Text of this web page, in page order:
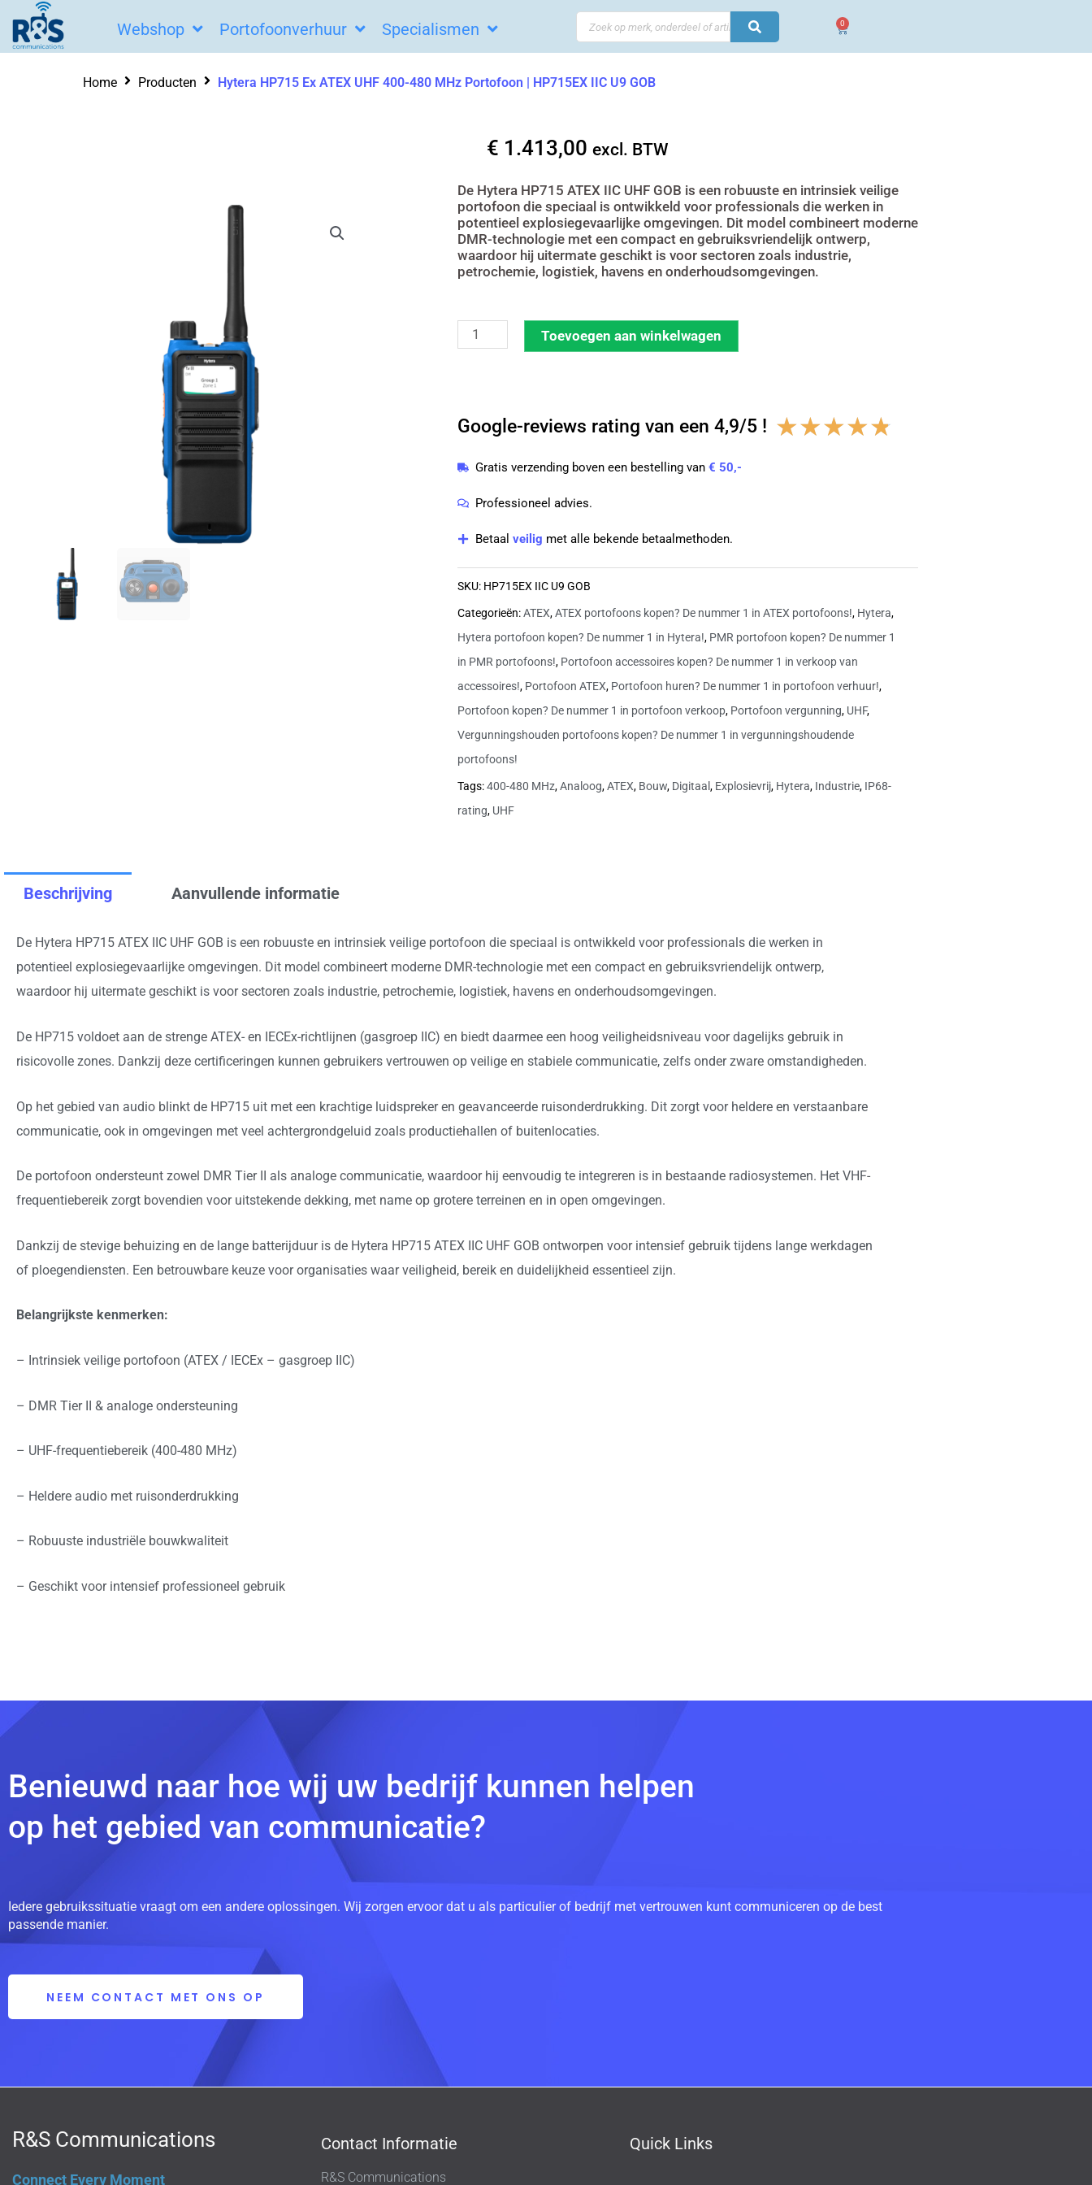
naar
Webshop Portofoonverhuur Specialismen
Search
...
0
Winkelwagen
Home Producten Hytera HP715 Ex ATEX UHF 400-480 MHz Portofoon | HP715EX IIC U9 GOB
€ 1.413,00 excl. BTW
De Hytera HP715 ATEX IIC UHF GOB is een robuuste en intrinsiek veilige
portofoon die speciaal is ontwikkeld voor professionals die werken in
potentieel explosiegevaarlijke omgevingen. Dit model combineert moderne
DMR-technologie met een compact en gebruiksvriendelijk ontwerp,
waardoor hij uitermate geschikt is voor sectoren zoals industrie,
petrochemie, logistiek, havens en onderhoudsomgevingen.
Hytera
UHF
480
MHz
GOB
aantal
Toevoegen aan winkelwagen
Google-reviews rating van een 4,9/5 ! ★★★★★
Gratis verzending boven een bestelling van€ 50,-
Professioneel advies.
Betaalveilig met alle bekende betaalmethoden.
SKU: HP715EX IIC U9 GOB
Categorieën:ATEX,ATEX portofoons kopen? De nummer 1 in ATEX portofoons!, Hytera,
Hytera portofoon kopen? De nummer 1 in Hytera!, PMR portofoon kopen? De nummer 1
in PMR portofoons!, Portofoon accessoires kopen? De nummer 1 in verkoop van
accessoires!, Portofoon ATEX, Portofoon huren? De nummer 1 in portofoon verhuur!,
Portofoon kopen? De nummer 1 in portofoon verkoop, Portofoon vergunning, UHF,
Vergunningshouden portofoons kopen? De nummer 1 in vergunningshoudende
portofoons!
Tags:400-480 MHz,Analoog,ATEX, Bouw, Digitaal, Explosievrij, Hytera, Industrie, IP68-
rating, UHF
Beschrijving Aanvullende informatie
De Hytera HP715 ATEX IIC UHF GOB is een robuuste en intrinsiek veilige portofoon die speciaal is ontwikkeld voor professionals die werken in
potentieel explosiegevaarlijke omgevingen. Dit model combineert moderne DMR-technologie met een compact en gebruiksvriendelijk ontwerp,
waardoor hij uitermate geschikt is voor sectoren zoals industrie, petrochemie, logistiek, havens en onderhoudsomgevingen.
De HP715 voldoet aan de strenge ATEX- en IECEx-richtlijnen (gasgroep IIC) en biedt daarmee een hoog veiligheidsniveau voor dagelijks gebruik in
risicovolle zones. Dankzij deze certificeringen kunnen gebruikers vertrouwen op veilige en stabiele communicatie, zelfs onder zware omstandigheden.
Op het gebied van audio blinkt de HP715 uit met een krachtige luidspreker en geavanceerde ruisonderdrukking. Dit zorgt voor heldere en verstaanbare
communicatie, ook in omgevingen met veel achtergrondgeluid zoals productiehallen of buitenlocaties.
De portofoon ondersteunt zowel DMR Tier II als analoge communicatie, waardoor hij eenvoudig te integreren is in bestaande radiosystemen. Het VHF-
frequentiebereik zorgt bovendien voor uitstekende dekking, met name op grotere terreinen en in open omgevingen.
Dankzij de stevige behuizing en de lange batterijduur is de Hytera HP715 ATEX IIC UHF GOB ontworpen voor intensief gebruik tijdens lange werkdagen
of ploegendiensten. Een betrouwbare keuze voor organisaties waar veiligheid, bereik en duidelijkheid essentieel zijn.
Belangrijkste kenmerken:
– Intrinsiek veilige portofoon (ATEX / IECEx – gasgroep IIC)
– DMR Tier II & analoge ondersteuning
– UHF-frequentiebereik (400-480 MHz)
– Heldere audio met ruisonderdrukking
– Robuuste industriële bouwkwaliteit
– Geschikt voor intensief professioneel gebruik
Benieuwd naar hoe wij uw bedrijf kunnen helpen
op het gebied van communicatie?
Iedere gebruikssituatie vraagt om een andere oplossingen. Wij zorgen ervoor dat u als particulier of bedrijf met vertrouwen kunt communiceren op de best
passende manier.
NEEM CONTACT MET ONS OP
R&S Communications
Connect Every Moment
Contact Informatie
R&S Communications
Quick Links